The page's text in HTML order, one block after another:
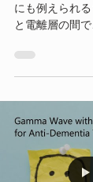
にも例えられ
と電離層の間
いる地球発信
磁周波数には